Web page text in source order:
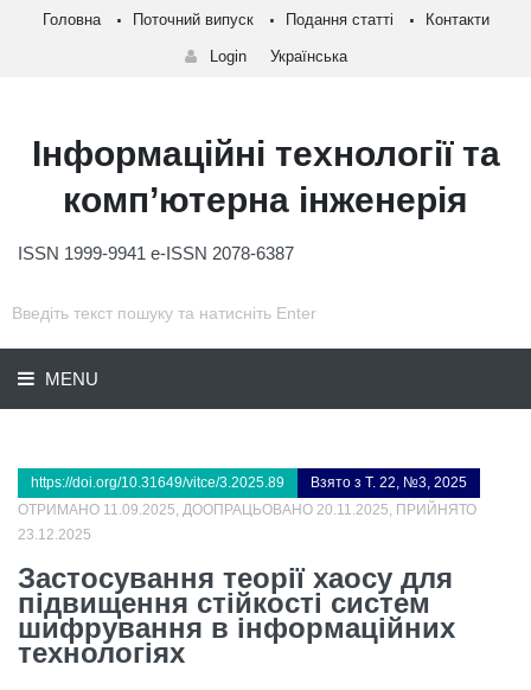
Головна Поточний випуск Подання статті Контакти
Login Українська
Інформаційні технології та
комп’ютерна інженерія
ISSN 1999-9941 e-ISSN 2078-6387
MENU
https://doi.org/10.31649/vitce/3.2025.89
Взято з Т. 22, №3, 2025
ОТРИМАНО 11.09.2025, ДООПРАЦЬОВАНО 20.11.2025, ПРИЙНЯТО
23.12.2025
Застосування теорії хаосу для
підвищення стійкості систем
шифрування в інформаційних
технологіях